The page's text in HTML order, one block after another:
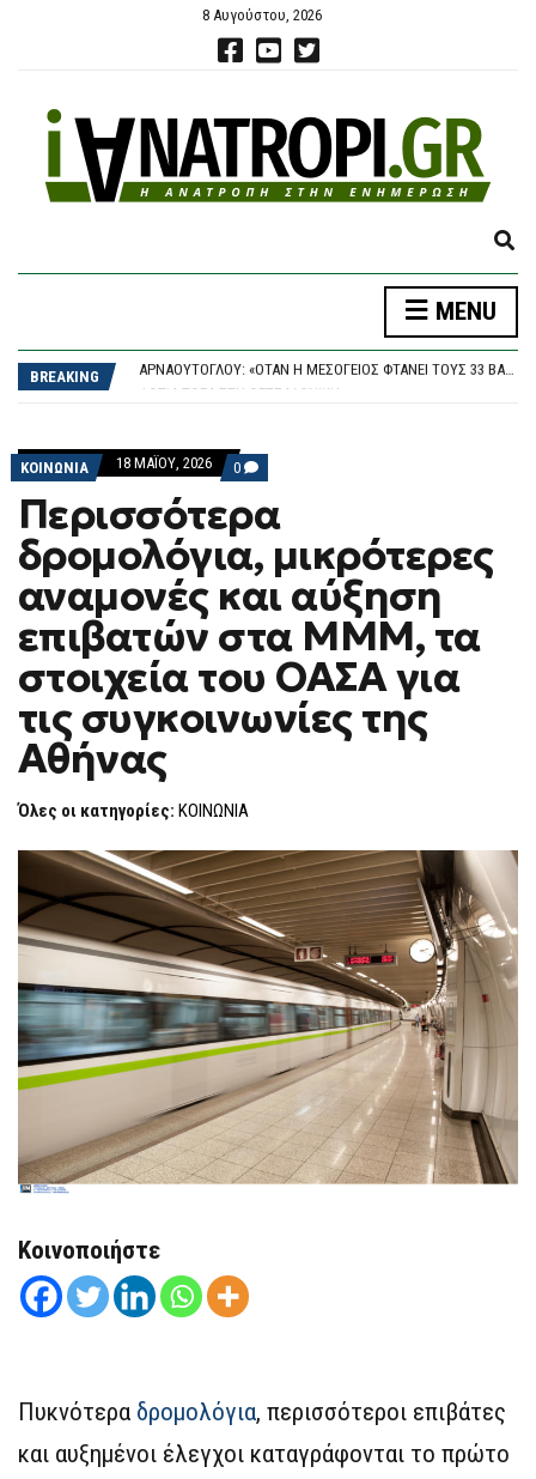
8 Αυγούστου, 2026
E
P
N
MENU
BREAKING
ΤΣΟΥΚΑΛΆΣ: «ΟΙ ΣΚΙΈΣ ΣΤΙΣ ΥΠΟΚΛΟΠΈΣ ΠΑΡΑΜΈΝΟΥΝ»
ΑΡΝΑΟΎΤΟΓΛΟΥ: «ΌΤΑΝ Η ΜΕΣΌΓΕΙΟΣ ΦΤΆΝΕΙ ΤΟΥΣ 33 ΒΑΘΜΟΎΣ, ΤΙ ΣΗΜΑΊΝΕΙ ΠΡΑΓΜΑΤΙΚΆ;»
ΦΩΤΙΆ ΤΏΡΑ ΣΤΗ ΘΕΣΣΑΛΟΝΊΚΗ
ΚΟΙΝΩΝΙΑ
18 ΜΑΪ́ΟΥ, 2026 0 COMMENTS
ON
ΠΕΡΙΣΣΌΤΕΡΑ
ΔΡΟΜΟΛΌΓΙΑ,
ΑΝΑΜΟΝΈΣ
ΚΑΙ
ΑΎΞΗΣΗ
ΕΠΙΒΑΤΏΝ
ΣΤΑ
ΜΜΜ,
ΣΤΟΙΧΕΊΑ
ΟΑΣΑ
ΓΙΑ
ΑΘΉΝΑΣ
Περισσότερα
δρομολόγια, μικρότερες
αναμονές και αύξηση
επιβατών στα ΜΜΜ, τα
στοιχεία του ΟΑΣΑ για
τις συγκοινωνίες της
Αθήνας
Όλες οι κατηγορίες: ΚΟΙΝΩΝΙΑ
Κοινοποιήστε
Πυκνότερα δρομολόγια, περισσότεροι επιβάτες
και αυξημένοι έλεγχοι καταγράφονται το πρώτο